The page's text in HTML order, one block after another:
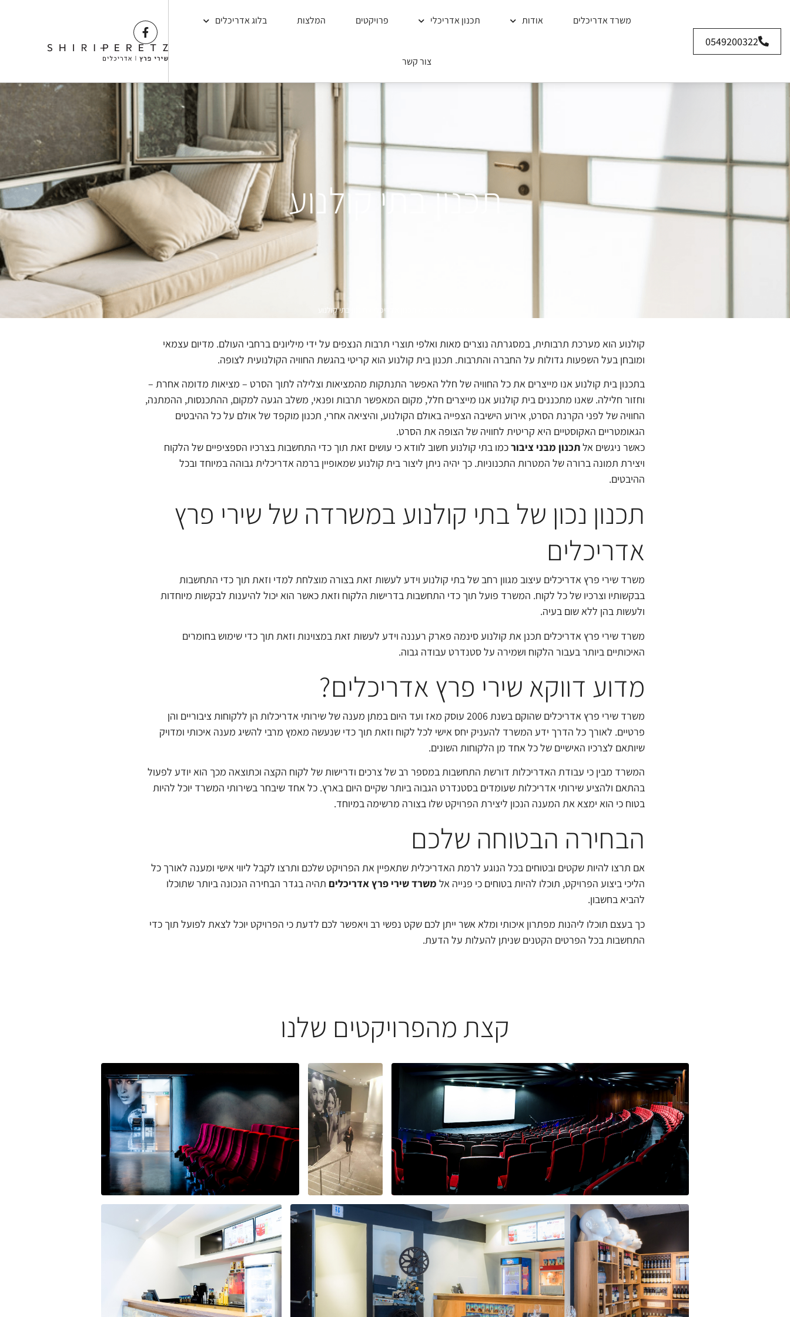
0549200322
משרד אדריכלים אודות תכנון אדריכלי פרויקטים המלצות בלוג אדריכלים
צור קשר
תכנון בתי קולנוע
תכנון אדריכלי תכנון בתי קולנוע
קולנוע הוא מערכת תרבותית, במסגרתה נוצרים מאות ואלפי תוצרי תרבות הנצפים על ידי מיליונים ברחבי העולם. מדיום עצמאי
ומובחן בעל השפעות גדולות על החברה והתרבות. תכנון בית קולנוע הוא קריטי בהגשת החוויה הקולנועית לצופה.
בתכנון בית קולנוע אנו מייצרים את כל החוויה של חלל האפשר התנתקות מהמציאות וצלילה לתוך הסרט – מציאות מדומה אחרת –
וחזור חלילה. שאנו מתכננים בית קולנוע אנו מייצרים חלל, מקום המאפשר תרבות ופנאי, משלב הגעה למקום, ההתכנסות, ההמתנה,
החוויה של לפני הקרנת הסרט, אירוע הישיבה הצפייה באולם הקולנוע, והיציאה אחרי, תכנון מוקפד של אולם על כל ההיבטים
הגאומטריים האקוסטיים היא קריטית לחוויה של הצופה את הסרט.
כאשר ניגשים אלתכנון מבני ציבורכמו בתי קולנוע חשוב לוודא כי עושים זאת תוך כדי התחשבות בצרכיו הספציפיים של הלקוח
ויצירת תמונה ברורה של המטרות התכנוניות. כך יהיה ניתן ליצור בית קולנוע שמאופיין ברמה אדריכלית גבוהה במיוחד ובכל
ההיבטים.
תכנון נכון של בתי קולנוע במשרדה של שירי פרץ
אדריכלים
משרד שירי פרץ אדריכלים עיצוב מגוון רחב של בתי קולנוע וידע לעשות זאת בצורה מוצלחת למדי וזאת תוך כדי התחשבות
בבקשותיו וצרכיו של כל לקוח. המשרד פועל תוך כדי התחשבות בדרישות הלקוח וזאת כאשר הוא יכול להיענות לבקשות מיוחדות
ולעשות בהן ללא שום בעיה.
משרד שירי פרץ אדריכלים תכנן את קולנוע סינמה פארק רעננה וידע לעשות זאת במצוינות וזאת תוך כדי שימוש בחומרים
האיכותיים ביותר בעבור הלקוח ושמירה על סטנדרט עבודה גבוה.
מדוע דווקא שירי פרץ אדריכלים?
משרד שירי פרץ אדריכלים שהוקם בשנת 2006 עוסק מאז ועד היום במתן מענה של שירותי אדריכלות הן ללקוחות ציבוריים והן
פרטיים. לאורך כל הדרך ידע המשרד להעניק יחס אישי לכל לקוח וזאת תוך כדי שנעשה מאמץ מרבי להשיג מענה איכותי ומדויק
שיותאם לצרכיו האישיים של כל אחד מן הלקוחות השונים.
המשרד מבין כי עבודת האדריכלות דורשת התחשבות במספר רב של צרכים ודרישות של לקוח הקצה וכתוצאה מכך הוא יודע לפעול
בהתאם ולהציע שירותי אדריכלות שעומדים בסטנדרט הגבוה ביותר שקיים היום בארץ. כל אחד שיבחר בשירותי המשרד יוכל להיות
בטוח כי הוא ימצא את המענה הנכון ליצירת הפרויקט שלו בצורה מרשימה במיוחד.
הבחירה הבטוחה שלכם
אם תרצו להיות שקטים ובטוחים בכל הנוגע לרמת האדריכלית שתאפיין את הפרויקט שלכם ותרצו לקבל ליווי אישי ומענה לאורך כל
הליכי ביצוע הפרויקט, תוכלו להיות בטוחים כי פנייה אל משרד שירי פרץ אדריכלים תהיה בגדר הבחירה הנכונה ביותר שתוכלו
להביא בחשבון.
כך בעצם תוכלו ליהנות מפתרון איכותי ומלא אשר ייתן לכם שקט נפשי רב ויאפשר לכם לדעת כי הפרויקט יוכל לצאת לפועל תוך כדי
התחשבות בכל הפרטים הקטנים שניתן להעלות על הדעת.
קצת מהפרויקטים שלנו